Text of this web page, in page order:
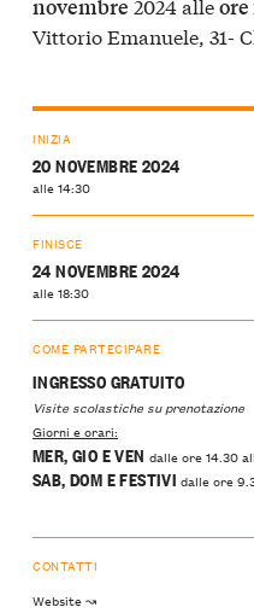
novembre ore
Vittorio Emanuele, 31-
INIZIA
20 NOVEMBRE 2024
alle 14:30
FINISCE
24 NOVEMBRE 2024
alle 18:30
COME PARTECIPARE
INGRESSO GRATUITO
Visite scolastiche su prenotazione
Giorni e orari:
MER, GIO E VEN dalle ore 14.30
SAB, DOM E FESTIVIdalle ore
CONTATTI
Website ↝